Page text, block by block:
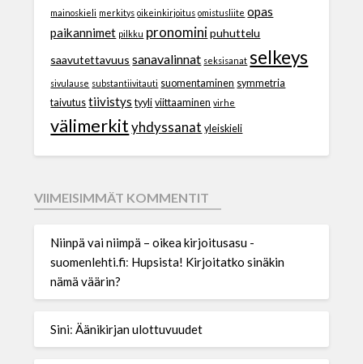
mainoskieli merkitys oikeinkirjoitus omistusliite opas
paikannimet pilkku pronomini puhuttelu
saavutettavuus sanavalinnat seksisanat selkeys
sivulause substantiivitauti suomentaminen symmetria
taivutus tiivistys tyyli viittaaminen virhe
välimerkit yhdyssanat yleiskieli
VIIMEISIMMÄT KOMMENTIT
Niinpä vai niimpä – oikea kirjoitusasu -
suomenlehti.fi: Hupsista! Kirjoitatko sinäkin
nämä väärin?
Sini: Äänikirjan ulottuvuudet